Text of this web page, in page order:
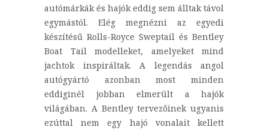
autómárkák és hajók eddig sem álltak távol
egymástól. Elég megnézni az egyedi
készítésű Rolls-Royce Sweptail és Bentley
Boat Tail modelleket, amelyeket mind
jachtok inspiráltak. A legendás angol
autógyártó azonban most minden
eddiginél jobban elmerült a hajók
világában. A Bentley tervezőinek ugyanis
ezúttal nem egy hajó vonalait kellett